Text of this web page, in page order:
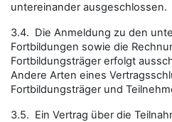
untereinander ausgeschlossen.
3.4. Die Anmeldung zu den
Fortbildungen sowie die
Fortbildungsträger erfolgt
Andere Arten eines
Fortbildungsträger und
3.5. Ein Vertrag über die